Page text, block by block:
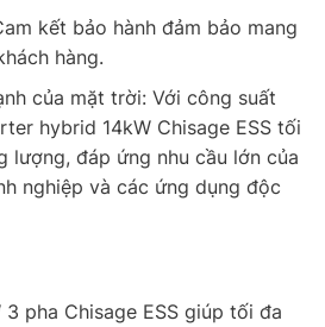
kết bảo hành đảm bảo mang
hàng.
của mặt trời: Với công suất
hybrid 14kW Chisage ESS tối
lượng, đáp ứng nhu cầu lớn của
nghiệp và các ứng dụng độc
pha Chisage ESS giúp tối đa